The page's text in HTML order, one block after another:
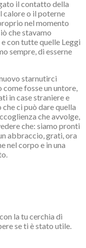
il contatto della
calore o il poterne
nel momento
che stavamo
con tutte quelle Leggi
sempre, di esserne
starnutirci
come fosse un untore,
in case straniere e
ci può dare quella
che avvolge,
che: siamo pronti
abbraccio, grati, ora
nel corpo e in una
la tu cerchia di
se ti è stato utile.